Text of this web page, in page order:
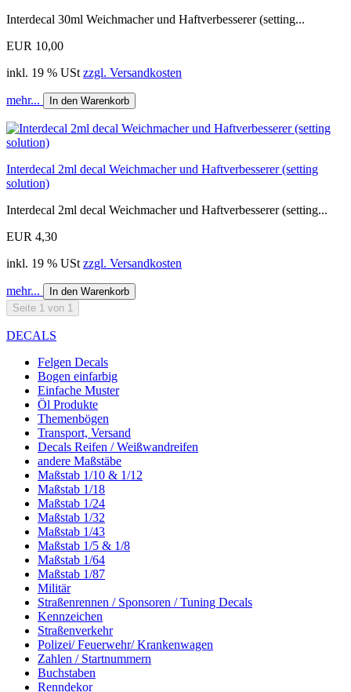
Interdecal 30ml Weichmacher und Haftverbesserer (setting...
EUR 10,00
inkl. 19 % USt zzgl. Versandkosten
mehr... In den Warenkorb
Interdecal 2ml decal Weichmacher und Haftverbesserer (setting
solution)
Interdecal 2ml decal Weichmacher und Haftverbesserer (setting...
EUR 4,30
inkl. 19 % USt zzgl. Versandkosten
mehr...
In den Warenkorb
Seite 1 von 1
DECALS
Felgen Decals
Bogen einfarbig
Einfache Muster
Öl Produkte
Themenbögen
Transport, Versand
Decals Reifen / Weißwandreifen
andere Maßstäbe
Maßstab 1/10 & 1/12
Maßstab 1/18
Maßstab 1/24
Maßstab 1/32
Maßstab 1/43
Maßstab 1/5 & 1/8
Maßstab 1/64
Maßstab 1/87
Militär
Straßenrennen / Sponsoren / Tuning Decals
Kennzeichen
Straßenverkehr
Polizei/ Feuerwehr/ Krankenwagen
Zahlen / Startnummern
Buchstaben
Renndekor